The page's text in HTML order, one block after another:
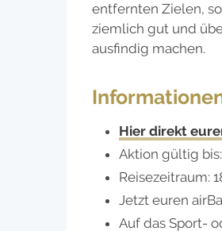
entfernten Zielen,
ziemlich gut und
ausfindig machen.
Hier direkt
Aktion gültig bis:
Reisezeitraum:
Jetzt euren
Auf das Sport-